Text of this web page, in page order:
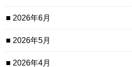
2026年6月
2026年5月
2026年4月